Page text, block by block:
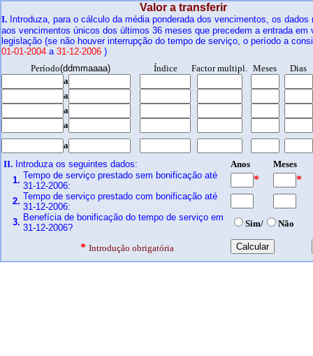
Valor a transferir
I. Introduza, para o cálculo da média ponderada dos vencimentos, os dados
aos vencimentos únicos dos últimos 36 meses que precedem a entrada em
legislação (se não houver interrupção do tempo de serviço, o período a
01-01-2004 a31-12-2006 )
Período(ddmmaaaa) Índice Factor multipl. Meses
Dias
a
a
a
a
a
II. Introduza os seguintes dados: Anos
Meses
1. Tempo de serviço prestado sem bonificação até
31-12-2006:
* *
2. Tempo de serviço prestado com bonificação até
31-12-2006:
3. Benefícia de bonificação do tempo de serviço em
31-12-2006?
Sim/ Não
* Introdução obrigatória